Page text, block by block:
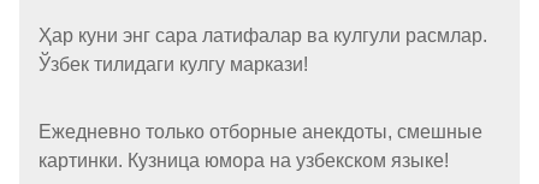
Ҳар куни энг сара латифалар ва кулгули расмлар.
Ўзбек тилидаги кулгу маркази!
Ежедневно только отборные анекдоты, смешные
картинки. Кузница юмора на узбекском языке!